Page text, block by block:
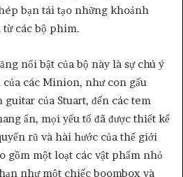
bạn tái tạo những khoảnh
từ các bộ phim.
nổi bật của bộ này là sự chú ý
các Minion, như con gấu
guitar của Stuart, đến các tem
ẩn, mọi yếu tố đã được thiết kế
rũ và hài hước của thế giới
gồm một loạt các vật phẩm nhỏ
như một chiếc boombox và